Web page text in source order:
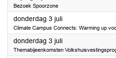
Bezoek Spoorzone
donderdag 3 juli2025
Climate Campus Connects: Warming up
donderdag 3 juli2025
Themabijeenkomsten